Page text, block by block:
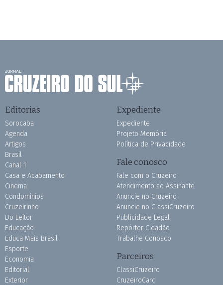
Editorias
Sorocaba
Agenda
Artigos
Brasil
Canal 1
Casa e Acabamento
Cinema
Condomínios
Cruzeirinho
Do Leitor
Educação
Educa Mais Brasil
Esporte
Economia
Editorial
Exterior
Expediente
Expediente
Projeto Memória
Política de Privacidade
Fale conosco
Fale com o Cruzeiro
Atendimento ao Assinante
Anuncie no Cruzeiro
Anuncie no ClassiCruzeiro
Publicidade Legal
Repórter Cidadão
Trabalhe Conosco
Parceiros
ClassiCruzeiro
CruzeiroCard